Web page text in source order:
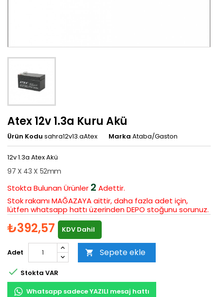
Atex 12v 1.3a Kuru Akü
Ürün Kodu sahra12v13.aAtex Marka Ataba/Gaston
12v 1.3a Atex Akü
97 X 43 X 52mm
Stokta BulunanÜrünler 2 Adettir.
Stok rakamı MAĞAZAYA aittir, daha fazla adet için,
lütfen whatsapp hattı üzerinden DEPO stoğunu sorunuz.
₺392,57 KDV Dahil
Adet  Sepete ekle
 Stokta VAR
Whatsapp sadece YAZILI mesaj hattı